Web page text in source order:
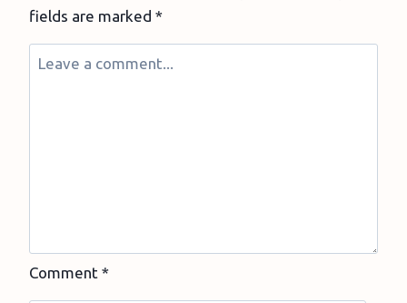
fields are marked *
Comment *